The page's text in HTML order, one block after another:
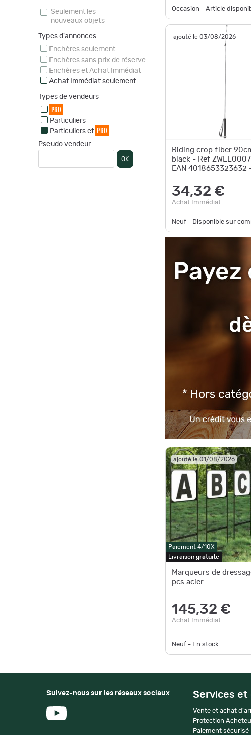
Seulement les
nouveaux objets
Types d'annonces
Enchères seulement
Enchères sans prix de réserve
Enchères et Achat Immédiat
Achat Immédiat seulement
Types de vendeurs
PRO
Particuliers
Particuliers et PRO
Pseudo vendeur
OK
Occasion - Article
ajouté le 03/08/2026
Riding crop fiber
black - Ref
EAN 4018653323632
34,32 €
Achat Immédiat
Neuf - Disponible sur
ajouté le 01/08/2026
Paiement 4/10X
Livraison gratuite
Marqueurs de
pcs acier
145,32 €
Achat Immédiat
Neuf - En stock
Suivez-nous sur les réseaux sociaux Services et
Vente et achat
Protection
Paiement sécurisé